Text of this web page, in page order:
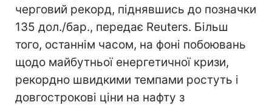
черговий рекорд, піднявшись до позначки
135 дол./бар., передає Reuters. Більш
того, останнім часом, на фоні побоювань
щодо майбутньої енергетичної кризи,
рекордно швидкими темпами ростуть і
довгострокові ціни на нафту з